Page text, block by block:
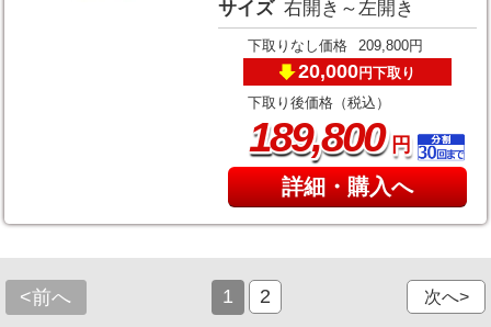
サイズ 右開き～左開き
下取りなし価格 209,800円
20,000円下取り
下取り後価格（税込）
189,800円
詳細・購入へ
<前へ 1 2 次へ>